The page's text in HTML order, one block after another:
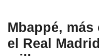
Mbappé,
el Real